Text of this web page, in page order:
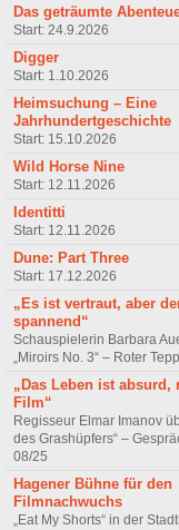
Das geträumte
Start: 24.9.2026
Digger
Start: 1.10.2026
Heimsuchung – Eine
Jahrhundertgeschichte
Start: 15.10.2026
Wild Horse Nine
Start: 12.11.2026
Identitti
Start: 12.11.2026
Dune: Part Three
Start: 17.12.2026
„Es ist vertraut, aber
spannend“
Schauspielerin Barbara
„Miroirs No. 3“ – Roter
„Das Leben ist absurd,
Film“
Regisseur Elmar Imanov
des Grashüpfers“ –
08/25
Hagener Bühne für den
Filmnachwuchs
„Eat My Shorts“ in der